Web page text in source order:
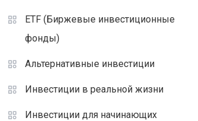
ETF (Биржевые инвестиционные
фонды)
Альтернативные инвестиции
Инвестиции в реальной жизни
Инвестиции для начинающих